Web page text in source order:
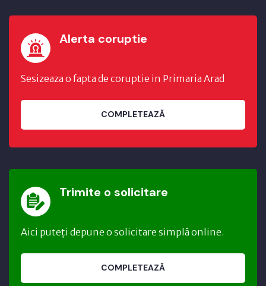
Alerta coruptie
Sesizeaza o fapta de coruptie in Primaria Arad
COMPLETEAZĂ
Trimite o solicitare
Aici puteți depune o solicitare simplă online.
COMPLETEAZĂ